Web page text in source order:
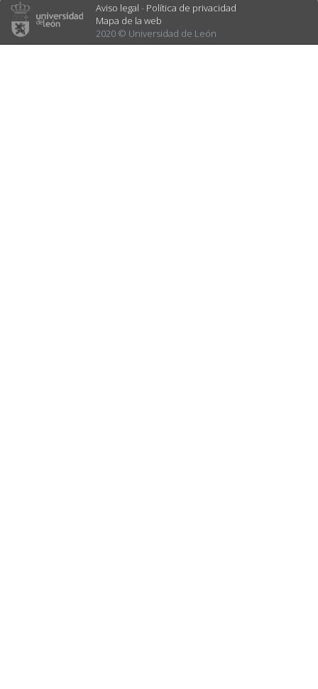
Aviso legal - Política de privacidad
Mapa de la web
2020 © Universidad de León